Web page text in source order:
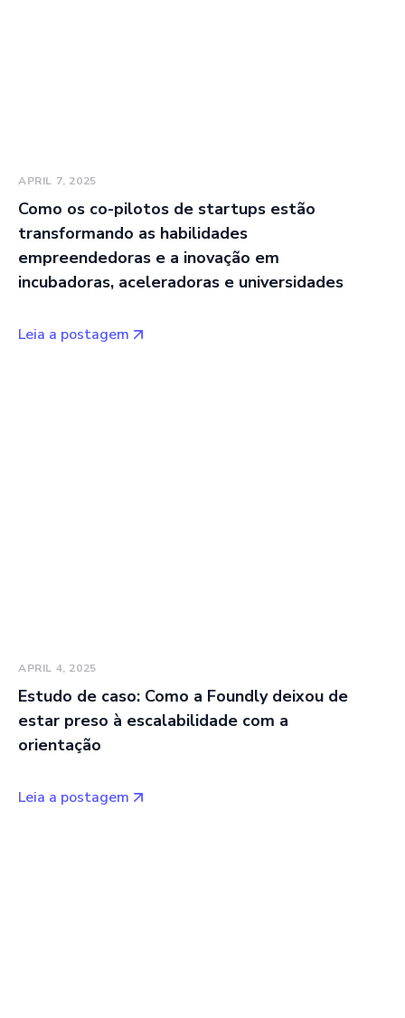
APRIL 7, 2025
Como os co-pilotos de startups estão
transformando as habilidades
empreendedoras e a inovação em
incubadoras, aceleradoras e universidades
Leia a postagem
APRIL 4, 2025
Estudo de caso: Como a Foundly deixou de
estar preso à escalabilidade com a
orientação
Leia a postagem